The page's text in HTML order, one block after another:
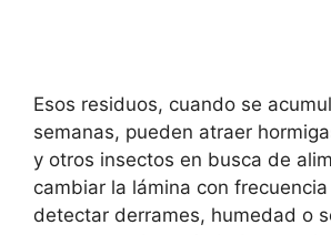
Esos residuos, cuando se
semanas, pueden atraer
y otros insectos en busca de
cambiar la lámina con
detectar derrames, humedad o